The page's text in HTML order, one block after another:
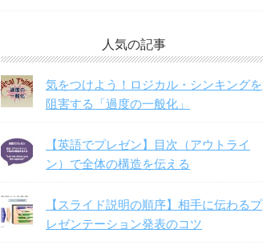
人気の記事
気をつけよう！ロジカル・シンキングを
阻害する「過度の一般化」
【英語でプレゼン】目次（アウトライ
ン）で全体の構造を伝える
【スライド説明の順序】相手に伝わるプ
レゼンテーション発表のコツ